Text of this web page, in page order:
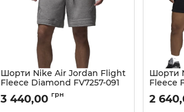
Шорти Nike Air Jordan Flight
Fleece Diamond FV7257-091
Артикул: FV7257-091-M
3 440,00 грн
Шорти
Fleece
Артикул:
2